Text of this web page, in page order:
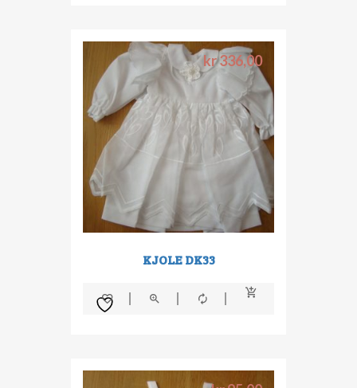
kr336,00
KJOLE DK33